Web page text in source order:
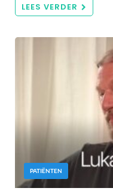
LEES VERDER
PATIËNTEN